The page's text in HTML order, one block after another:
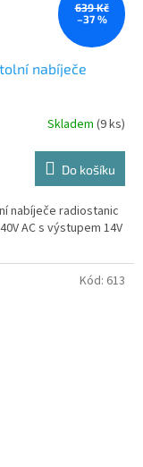
639 Kč
–37 %
nabíječe
Skladem (9 ks)
Do košíku
nabíječe radiostanic
AC s výstupem 14V
Kód: 613